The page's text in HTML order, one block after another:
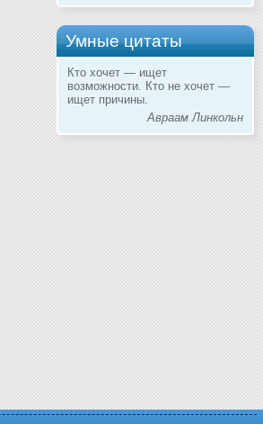
Умные цитаты
Кто хочет — ищет
возможности. Кто не хочет —
ищет причины.
Авраам Линкольн